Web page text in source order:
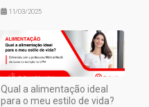
11/03/2025
Qual a alimentação ideal
para o meu estilo de vida?